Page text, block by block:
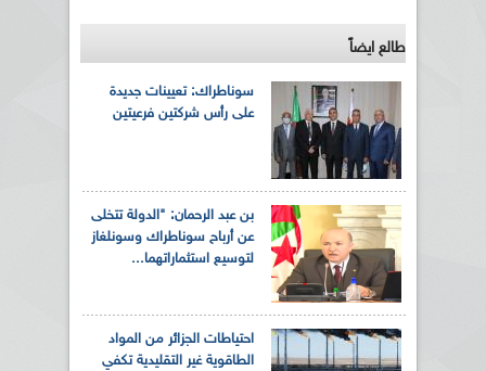
طالع ايضاً
سوناطراك: تعيينات جديدة
على رأس شركتين فرعيتين
بن عبد الرحمان: "الدولة تتخلى
عن أرباح سوناطراك وسونلغاز
لتوسيع استثماراتهما...
احتياطات الجزائر من المواد
الطاقوية غير التقليدية تكفي